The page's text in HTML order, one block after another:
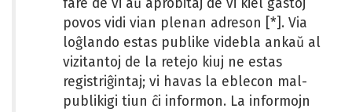
fare de vi aŭ aprobitaj de vi kiel gastoj
povos vidi vian plenan adreson [*]. Via
loĝlando estas publike videbla ankaŭ al
vizitantoj de la retejo kiuj ne estas
registriĝintaj; vi havas la eblecon mal-
publikigi tiun ĉi informon. La informojn